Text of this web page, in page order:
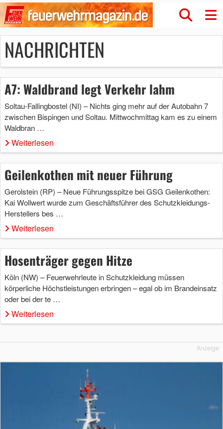
NACHRICHTEN
A7: Waldbrand legt Verkehr lahm
Soltau-Fallingbostel (NI) – Nichts ging mehr auf der Autobahn 7
zwischen Bispingen und Soltau. Mittwochmittag kam es zu einem
Waldbran …
Weiterlesen
Geilenkothen mit neuer Führung
Gerolstein (RP) – Neue Führungsspitze bei GSG Geilenkothen:
Kai Wollwert wurde zum Geschäftsführer des Schutzkleidungs-
Herstellers bes …
Weiterlesen
Hosenträger gegen Hitze
Köln (NW) – Feuerwehrleute in Schutzkleidung müssen
körperliche Höchstleistungen erbringen – egal ob im Brandeinsatz
oder bei der te …
Weiterlesen
Anzeige